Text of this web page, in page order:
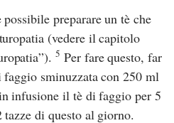
preparare un tè che
(vedere il capitolo
5 Per fare questo, far
sminuzzata con 250 ml
infusione il tè di faggio per 5
di questo al giorno.